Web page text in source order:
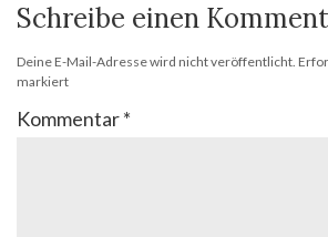
Schreibe einen
Deine E-Mail-Adresse wird nicht veröffentlicht.
markiert
Kommentar*